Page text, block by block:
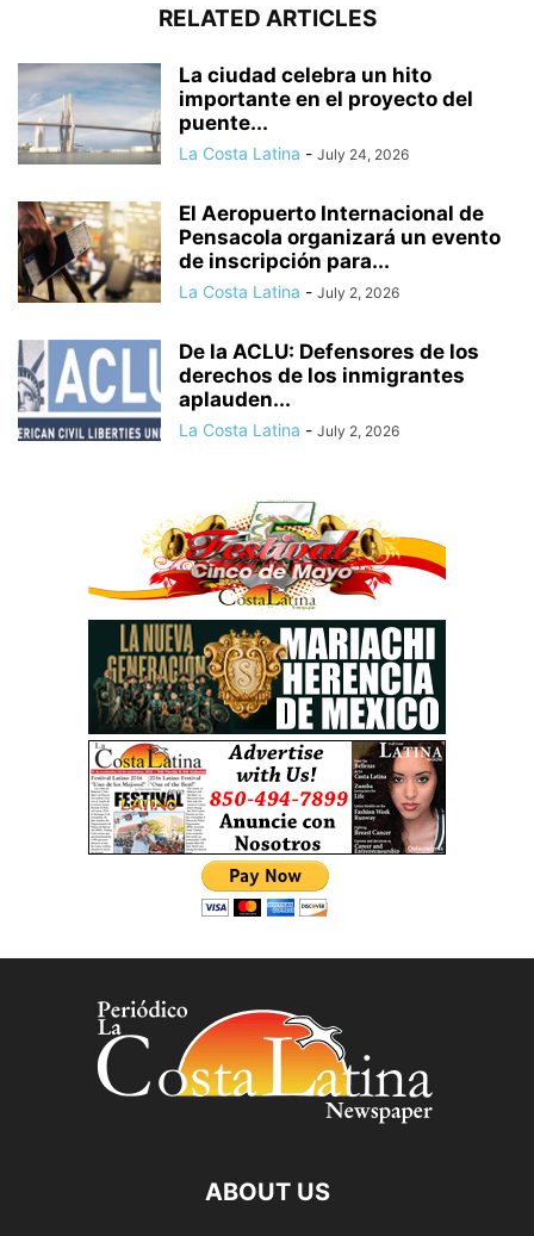
RELATED ARTICLES
La ciudad celebra un hito
importante en el proyecto del
puente...
La Costa Latina - July 24, 2026
El Aeropuerto Internacional de
Pensacola organizará un evento
de inscripción para...
La Costa Latina - July 2, 2026
De la ACLU: Defensores de los
derechos de los inmigrantes
aplauden...
La Costa Latina - July 2, 2026
ABOUT US